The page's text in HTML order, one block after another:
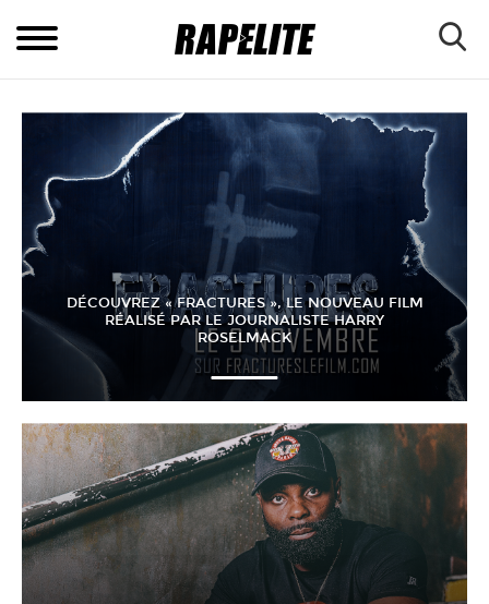
DÉCOUVREZ « FRACTURES », LE NOUVEAU FILM
RÉALISÉ PAR LE JOURNALISTE HARRY
ROSELMACK